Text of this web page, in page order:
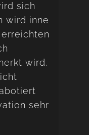
sich
wird inne
wird,
sehr